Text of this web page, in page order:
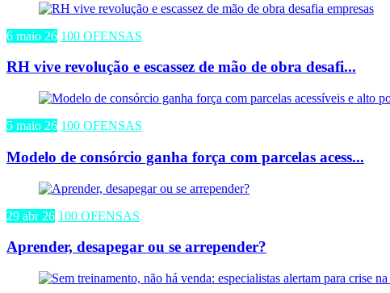
6 maio 26 100 OFENSAS
RH vive revolução e escassez de mão de obra desafi...
5 maio 26 100 OFENSAS
Modelo de consórcio ganha força com parcelas acess...
29 abr 26 100 OFENSAS
Aprender, desapegar ou se arrepender?